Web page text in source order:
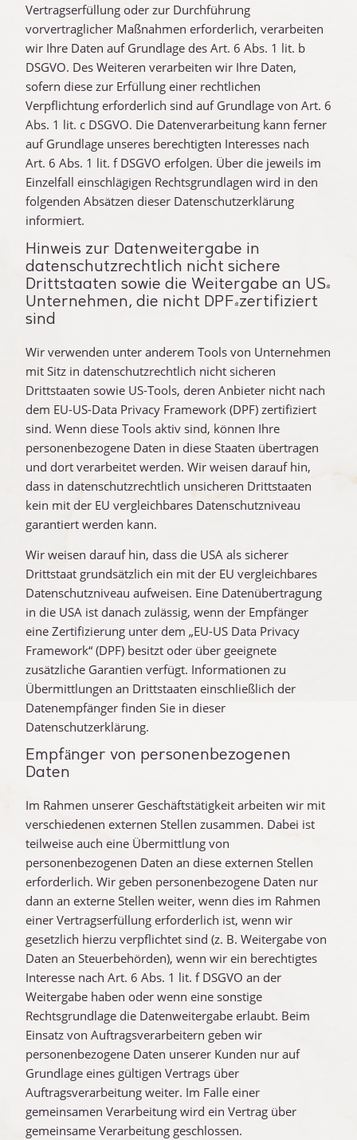
Vertragserfüllung oder zur Durchführung
vorvertraglicher Maßnahmen erforderlich, verarbeiten
wir Ihre Daten auf Grundlage des Art. 6 Abs. 1 lit. b
DSGVO. Des Weiteren verarbeiten wir Ihre Daten,
sofern diese zur Erfüllung einer rechtlichen
Verpflichtung erforderlich sind auf Grundlage von Art. 6
Abs. 1 lit. c DSGVO. Die Datenverarbeitung kann ferner
auf Grundlage unseres berechtigten Interesses nach
Art. 6 Abs. 1 lit. f DSGVO erfolgen. Über die jeweils im
Einzelfall einschlägigen Rechtsgrundlagen wird in den
folgenden Absätzen dieser Datenschutzerklärung
informiert.
Hinweis zur Datenweitergabe in
datenschutzrechtlich nicht sichere
Drittstaaten sowie die Weitergabe an US-
Unternehmen, die nicht DPF-zertifiziert
sind
Wir verwenden unter anderem Tools von Unternehmen
mit Sitz in datenschutzrechtlich nicht sicheren
Drittstaaten sowie US-Tools, deren Anbieter nicht nach
dem EU-US-Data Privacy Framework (DPF) zertifiziert
sind. Wenn diese Tools aktiv sind, können Ihre
personenbezogene Daten in diese Staaten übertragen
und dort verarbeitet werden. Wir weisen darauf hin,
dass in datenschutzrechtlich unsicheren Drittstaaten
kein mit der EU vergleichbares Datenschutzniveau
garantiert werden kann.
Wir weisen darauf hin, dass die USA als sicherer
Drittstaat grundsätzlich ein mit der EU vergleichbares
Datenschutzniveau aufweisen. Eine Datenübertragung
in die USA ist danach zulässig, wenn der Empfänger
eine Zertifizierung unter dem „EU-US Data Privacy
Framework“ (DPF) besitzt oder über geeignete
zusätzliche Garantien verfügt. Informationen zu
Übermittlungen an Drittstaaten einschließlich der
Datenempfänger finden Sie in dieser
Datenschutzerklärung.
Empfänger von personenbezogenen
Daten
Im Rahmen unserer Geschäftstätigkeit arbeiten wir mit
verschiedenen externen Stellen zusammen. Dabei ist
teilweise auch eine Übermittlung von
personenbezogenen Daten an diese externen Stellen
erforderlich. Wir geben personenbezogene Daten nur
dann an externe Stellen weiter, wenn dies im Rahmen
einer Vertragserfüllung erforderlich ist, wenn wir
gesetzlich hierzu verpflichtet sind (z. B. Weitergabe von
Daten an Steuerbehörden), wenn wir ein berechtigtes
Interesse nach Art. 6 Abs. 1 lit. f DSGVO an der
Weitergabe haben oder wenn eine sonstige
Rechtsgrundlage die Datenweitergabe erlaubt. Beim
Einsatz von Auftragsverarbeitern geben wir
personenbezogene Daten unserer Kunden nur auf
Grundlage eines gültigen Vertrags über
Auftragsverarbeitung weiter. Im Falle einer
gemeinsamen Verarbeitung wird ein Vertrag über
gemeinsame Verarbeitung geschlossen.